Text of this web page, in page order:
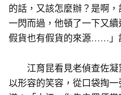
的話，又該怎麼辦？是啊
一閃而過，他頓了一下又
假貨也有假貨的來源……」
江育昆看見老偵查佐凝
以形容的笑容，從口袋掏